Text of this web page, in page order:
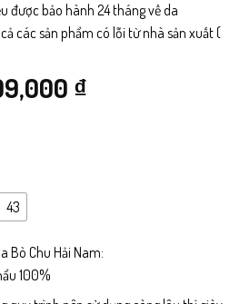
được bảo hành 24 tháng về da
các sản phẩm có lỗi từ nhà sản xuất (
₫.
₫Giá
299,000 ₫.
43
Bò Chu Hải Nam:
100%